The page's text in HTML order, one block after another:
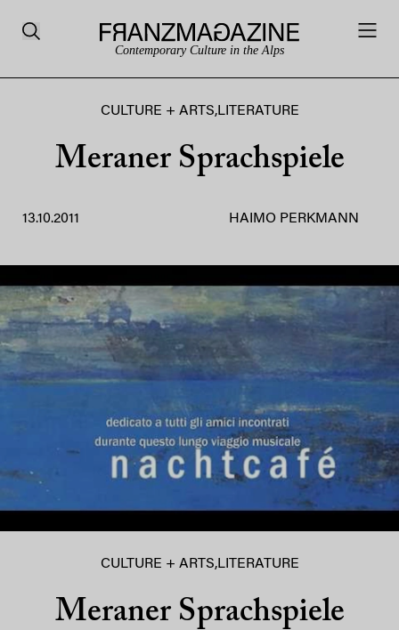
Contemporary Culture in the Alps
CULTURE + ARTS,LITERATURE
Meraner Sprachspiele
13.10.2011 HAIMO PERKMANN
CULTURE + ARTS,LITERATURE
Meraner Sprachspiele